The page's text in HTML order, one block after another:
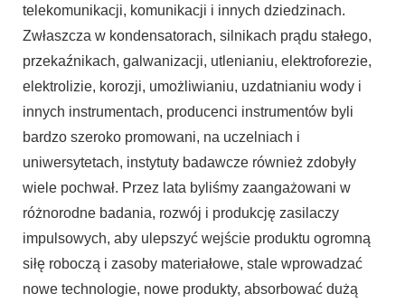
telekomunikacji, komunikacji i innych dziedzinach.
Zwłaszcza w kondensatorach, silnikach prądu stałego,
przekaźnikach, galwanizacji, utlenianiu, elektroforezie,
elektrolizie, korozji, umożliwianiu, uzdatnianiu wody i
innych instrumentach, producenci instrumentów byli
bardzo szeroko promowani, na uczelniach i
uniwersytetach, instytuty badawcze również zdobyły
wiele pochwał. Przez lata byliśmy zaangażowani w
różnorodne badania, rozwój i produkcję zasilaczy
impulsowych, aby ulepszyć wejście produktu ogromną
siłę roboczą i zasoby materiałowe, stale wprowadzać
nowe technologie, nowe produkty, absorbować dużą